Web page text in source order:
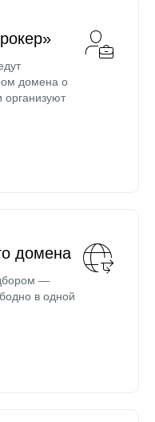
домена о
домена
—
в одной